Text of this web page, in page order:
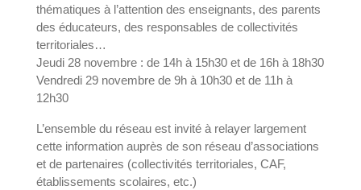
thématiques à l’attention des enseignants, des parents
des éducateurs, des responsables de collectivités
territoriales…
Jeudi 28 novembre : de 14h à 15h30 et de 16h à 18h30
Vendredi 29 novembre de 9h à 10h30 et de 11h à
12h30
L’ensemble du réseau est invité à relayer largement
cette information auprès de son réseau d’associations
et de partenaires (collectivités territoriales, CAF,
établissements scolaires, etc.)